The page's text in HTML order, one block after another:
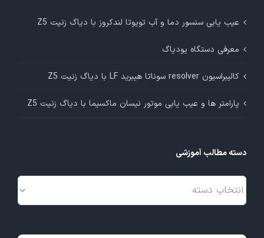
عیب یابی سنسور دما و آب تویوتا لندکروز با دیاگ زنیت Z5
معرفی دستگاه یودیاگ
کالیبراسیون resolver سوناتا هیبرید LF با دیاگ زنیت Z5
پارامتر ها و عیب یابی موتور نیسان ماکسیما با دیاگ زنیت Z5
دسته مطالب آموزشی
دسته